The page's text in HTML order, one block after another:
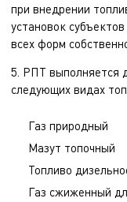
при внедрении
установок
всех форм
5. РПТ выполняется
следующих видах
Газ природный
Мазут топочный
Топливо
Газ сжиженный